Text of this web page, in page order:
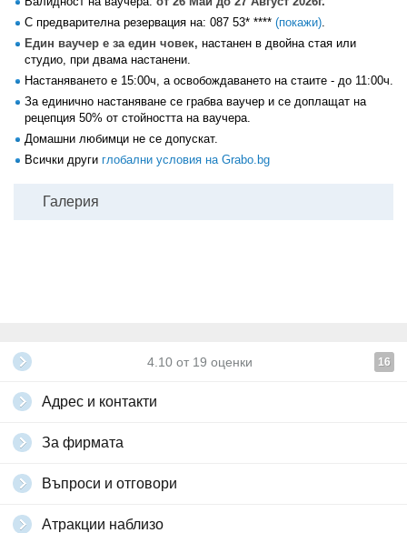
С предварителна резервация на: 087 53* **** (покажи).
Един ваучер е за един човек, настанен в двойна стая или
студио, при двама настанени.
Настаняването е 15:00ч, а освобождаването на стаите - до 11:00ч.
За единично настаняване се грабва ваучер и се доплащат на
рецепция 50% от стойността на ваучера.
Домашни любимци не се допускат.
Всички други глобални условия на Grabo.bg
Галерия
4.10 от 19 оценки 16
Адрес и контакти
За фирмата
Въпроси и отговори
Атракции наблизо